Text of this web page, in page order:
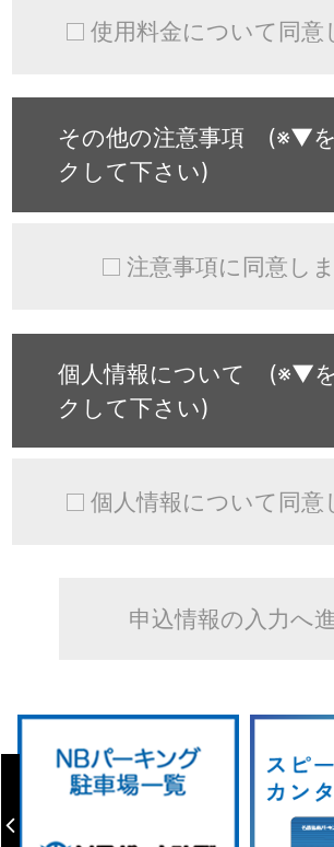
使用料金について同意
その他の注意事項 (※▼
クして下さい)
注意事項に同意しま
個人情報について (※▼
クして下さい)
個人情報について同意